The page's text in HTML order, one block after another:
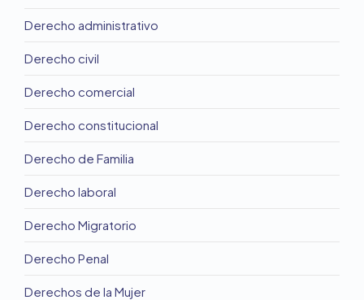
Derecho administrativo
Derecho civil
Derecho comercial
Derecho constitucional
Derecho de Familia
Derecho laboral
Derecho Migratorio
Derecho Penal
Derechos de la Mujer